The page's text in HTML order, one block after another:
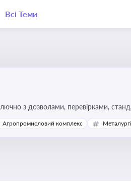
Всі Теми
з дозволами, перевірками,
Агропромисловий комплекс